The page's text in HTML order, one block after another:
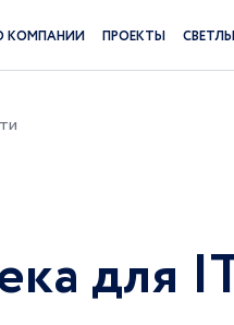
КОМПАНИИ ПРОЕКТЫ
для